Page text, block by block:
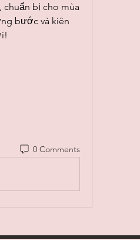
chuẩn bị cho mùa
bước và kiên
0 Comments